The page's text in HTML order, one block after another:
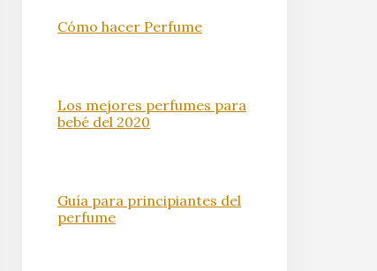
Cómo hacer Perfume
Los mejores perfumes para
bebé del 2020
Guía para principiantes del
perfume